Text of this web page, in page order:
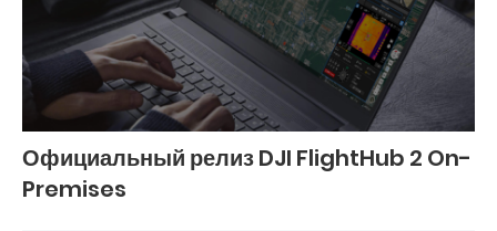
Официальный релиз DJI FlightHub 2 On-
Premises